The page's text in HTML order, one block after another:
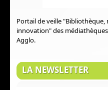
Portail de veille
innovation" des
Agglo.
LA NEWSLETTER